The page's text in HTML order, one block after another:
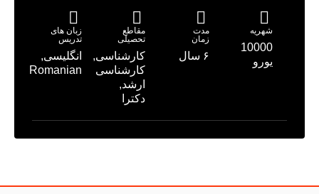
شهریه
10000
یورو
مدت
زمان
۶ سال
مقاطع
تحصیلی
کارشناسی,
کارشناسی
ارشد,
دکترا
زبان های
تدریس
انگلیسی,
Romanian